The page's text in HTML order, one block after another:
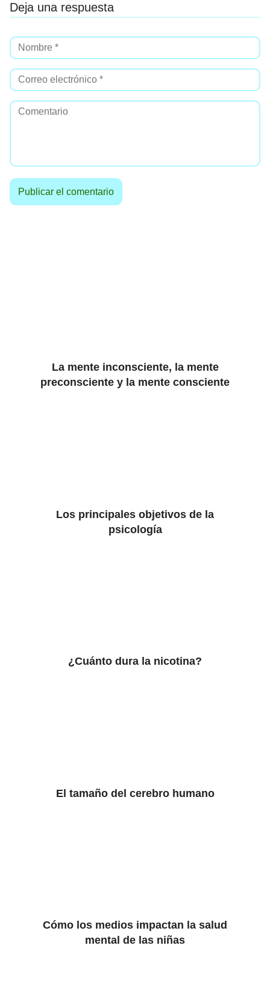
Deja una respuesta
La mente inconsciente, la mente
preconsciente y la mente consciente
Los principales objetivos de la
psicología
¿Cuánto dura la nicotina?
El tamaño del cerebro humano
Cómo los medios impactan la salud
mental de las niñas